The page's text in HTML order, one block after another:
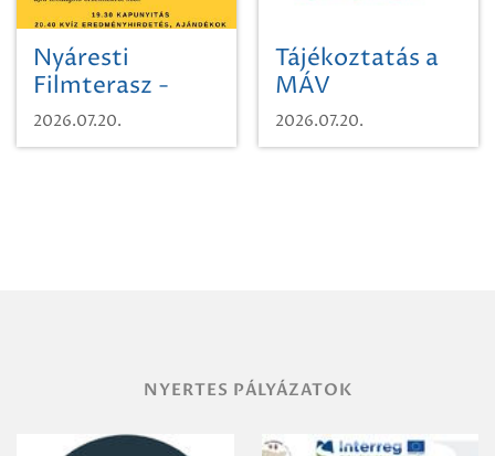
Nyáresti
Filmterasz -
Beugró a
Paradicsomba
2026.07.20.
Tájékoztatás a
MÁV
Pályaműködtetési
Zrt. Területi
2026.07.20.
NYERTES PÁLYÁZATOK